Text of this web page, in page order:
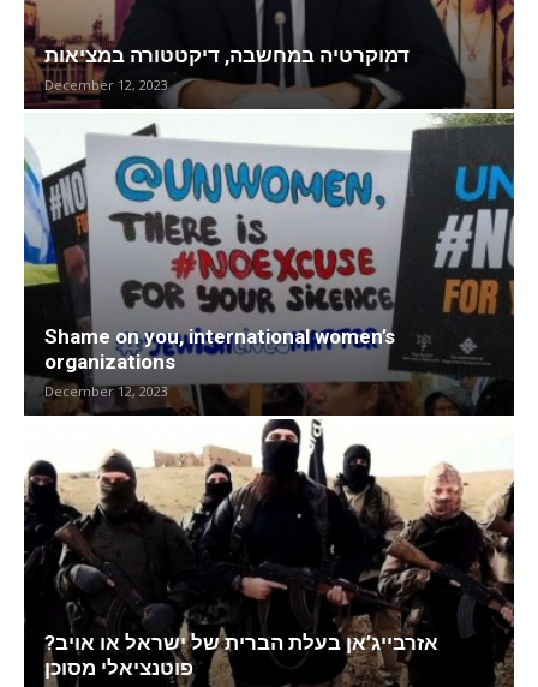
דמוקרטיה במחשבה, דיקטטורה במציאות
December 12, 2023
Shame on you, international women’s
organizations
December 12, 2023
?אזרבייג’אן בעלת הברית של ישראל או אויב
פוטנציאלי מסוכן